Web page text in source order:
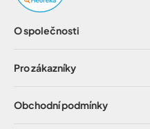
O společnosti
Pro zákazníky
Obchodní podmínky